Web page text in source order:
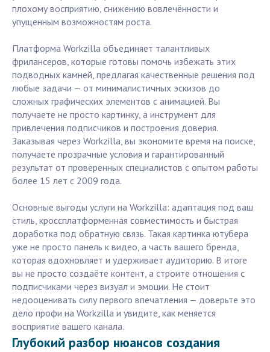
плохому восприятию, снижению вовлечённости и
упущенным возможностям роста.
Платформа Workzilla объединяет талантливых
фрилансеров, которые готовы помочь избежать этих
подводных камней, предлагая качественные решения под
любые задачи — от минималистичных эскизов до
сложных графических элементов с анимацией. Вы
получаете не просто картинку, а инструмент для
привлечения подписчиков и построения доверия.
Заказывая через Workzilla, вы экономите время на поиске,
получаете прозрачные условия и гарантированный
результат от проверенных специалистов с опытом работы
более 15 лет с 2009 года.
Основные выгоды услуги на Workzilla: адаптация под ваш
стиль, кроссплатформенная совместимость и быстрая
доработка под обратную связь. Такая картинка ютубера
уже не просто панель к видео, а часть вашего бренда,
которая вдохновляет и удерживает аудиторию. В итоге
вы не просто создаёте контент, а строите отношения с
подписчиками через визуал и эмоции. Не стоит
недооценивать силу первого впечатления — доверьте это
дело профи на Workzilla и увидите, как меняется
восприятие вашего канала.
Глубокий разбор нюансов создания